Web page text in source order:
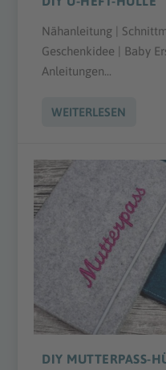
Nähanleitung |
Geschenkidee | Baby
Anleitungen...
WEITERLESEN
DIY MUTTERPASS-